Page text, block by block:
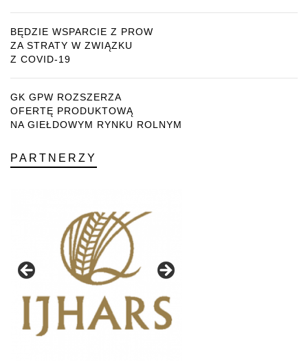
BĘDZIE WSPARCIE Z PROW
ZA STRATY W ZWIĄZKU
Z COVID-19
GK GPW ROZSZERZA
OFERTĘ PRODUKTOWĄ
NA GIEŁDOWYM RYNKU ROLNYM
PARTNERZY